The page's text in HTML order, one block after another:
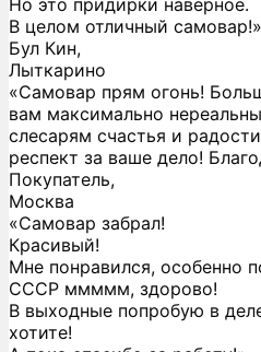
В целом отличный самовар!»
Бул Кин,
Лыткарино
«Самовар прям огонь!
вам максимально
слесарям счастья и
респект за ваше дело!
Покупатель,
Москва
«Самовар забрал!
Красивый!
Мне понравился, особенно
СССР ммммм, здорово!
В выходные попробую в
хотите!